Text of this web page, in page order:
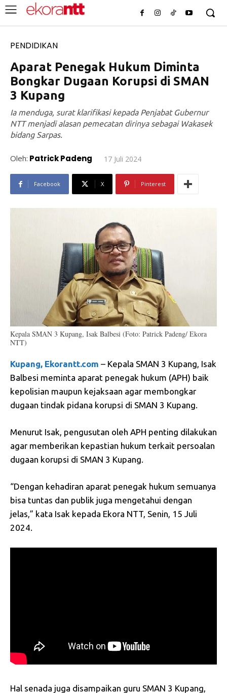
PENDIDIKAN
Aparat Penegak Hukum Diminta
Bongkar Dugaan Korupsi di SMAN
3 Kupang
Ia menduga, surat klarifikasi kepada Penjabat Gubernur
NTT menjadi alasan pemecatan dirinya sebagai Wakasek
bidang Sarpas.
Oleh: Patrick Padeng 17 Juli 2024
Facebook X Pinterest
Kepala SMAN 3 Kupang, Isak Balbesi (Foto: Patrick Padeng/ Ekora
NTT)
Kupang, Ekorantt.com – Kepala SMAN 3 Kupang, Isak
Balbesi meminta aparat penegak hukum (APH) baik
kepolisian maupun kejaksaan agar membongkar
dugaan tindak pidana korupsi di SMAN 3 Kupang.
Menurut Isak, pengusutan oleh APH penting dilakukan
agar memberikan kepastian hukum terkait persoalan
dugaan korupsi di SMAN 3 Kupang.
“Dengan kehadiran aparat penegak hukum semuanya
bisa tuntas dan publik juga mengetahui dengan
jelas,” kata Isak kepada Ekora NTT, Senin, 15 Juli
2024.
Hal senada juga disampaikan guru SMAN 3 Kupang,